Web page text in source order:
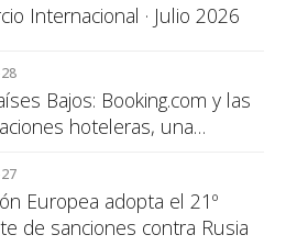
Internacional · Julio 2026
Bajos: Booking.com y las
hoteleras, una
Europea adopta el 21º
de sanciones contra Rusia